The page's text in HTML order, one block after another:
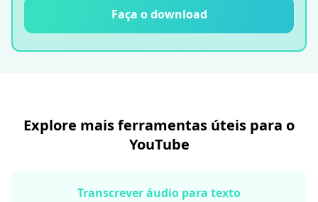
Faça o download
Explore mais ferramentas úteis para o
YouTube
Transcrever áudio para texto